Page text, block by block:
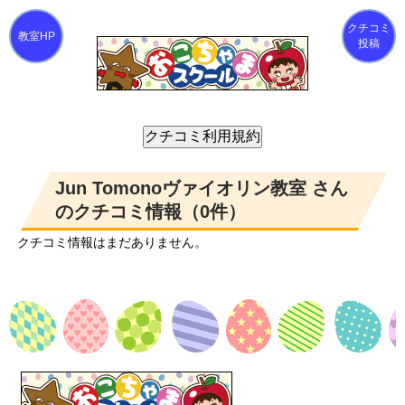
クチコミ
投稿
Jun Tomonoヴァイオリン教室 さん
のクチコミ情報（0件）
クチコミ情報はまだありません。